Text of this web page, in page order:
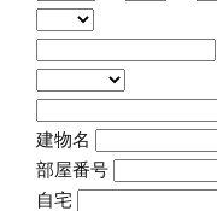
建物名
部屋番号
自宅